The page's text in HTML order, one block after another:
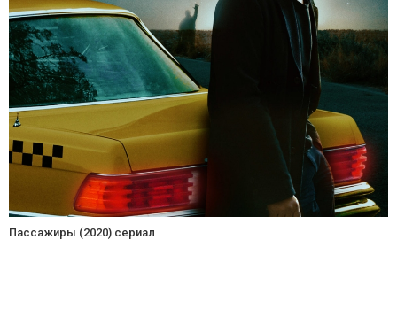
Пассажиры (2020) сериал